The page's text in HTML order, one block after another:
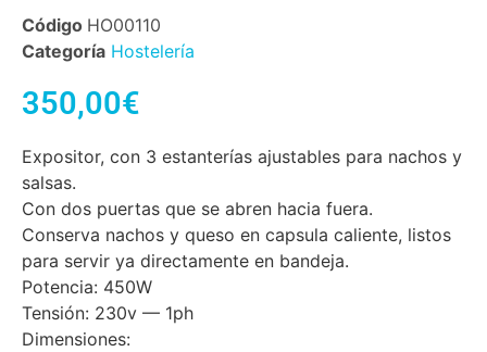
Código HO00110
Categoría Hostelería
350,00€
Expositor, con 3 estanterías ajustables para nachos y
salsas.
Con dos puertas que se abren hacia fuera.
Conserva nachos y queso en capsula caliente, listos
para servir ya directamente en bandeja.
Potencia: 450W
Tensión: 230v — 1ph
Dimensiones: